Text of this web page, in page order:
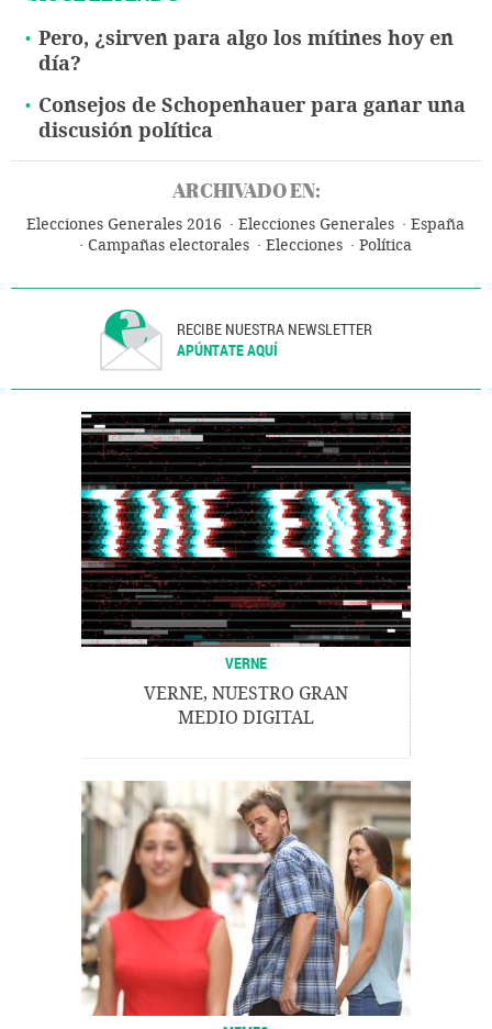
Pero, ¿sirven para algo los mítines hoy en
día?
Consejos de Schopenhauer para ganar una
discusión política
ARCHIVADO EN:
Elecciones Generales 2016 Elecciones Generales
España
Campañas electorales
Elecciones Política
RECIBE NUESTRA NEWSLETTER
APÚNTATE AQUÍ
VERNE
VERNE, NUESTRO GRAN
MEDIO DIGITAL